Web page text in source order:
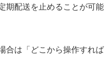
期配送を止めることが可能
合は「どこから操作すれば